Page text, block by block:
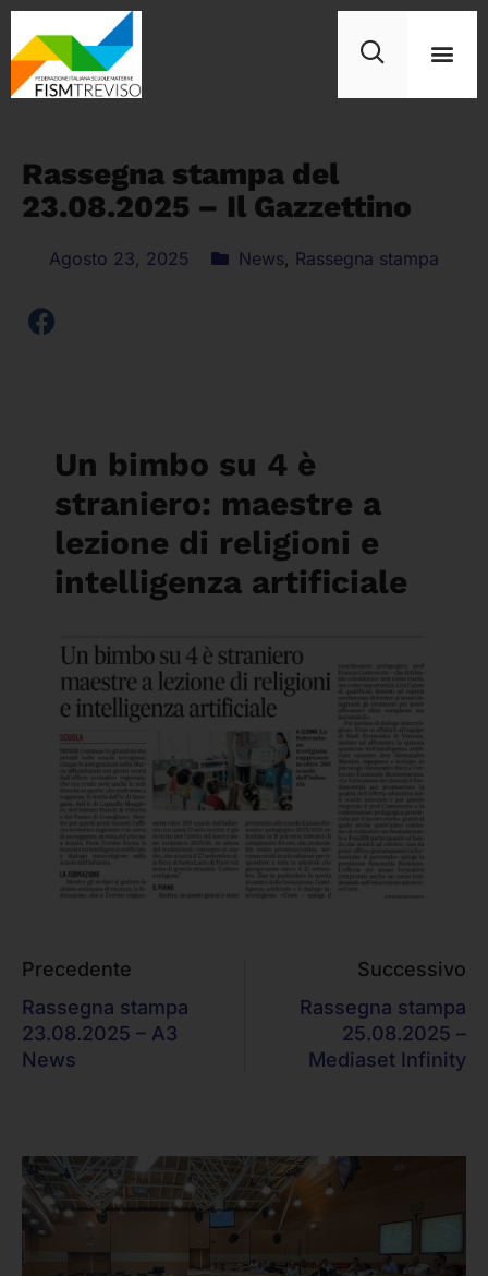
Rassegna stampa del
23.08.2025 – Il Gazzettino
Agosto 23, 2025 News, Rassegna stampa
Un bimbo su 4 è
straniero: maestre a
lezione di religioni e
intelligenza artificiale
Precedente
Rassegna stampa
23.08.2025 – A3
News
Successivo
Rassegna stampa
25.08.2025 –
Mediaset Infinity